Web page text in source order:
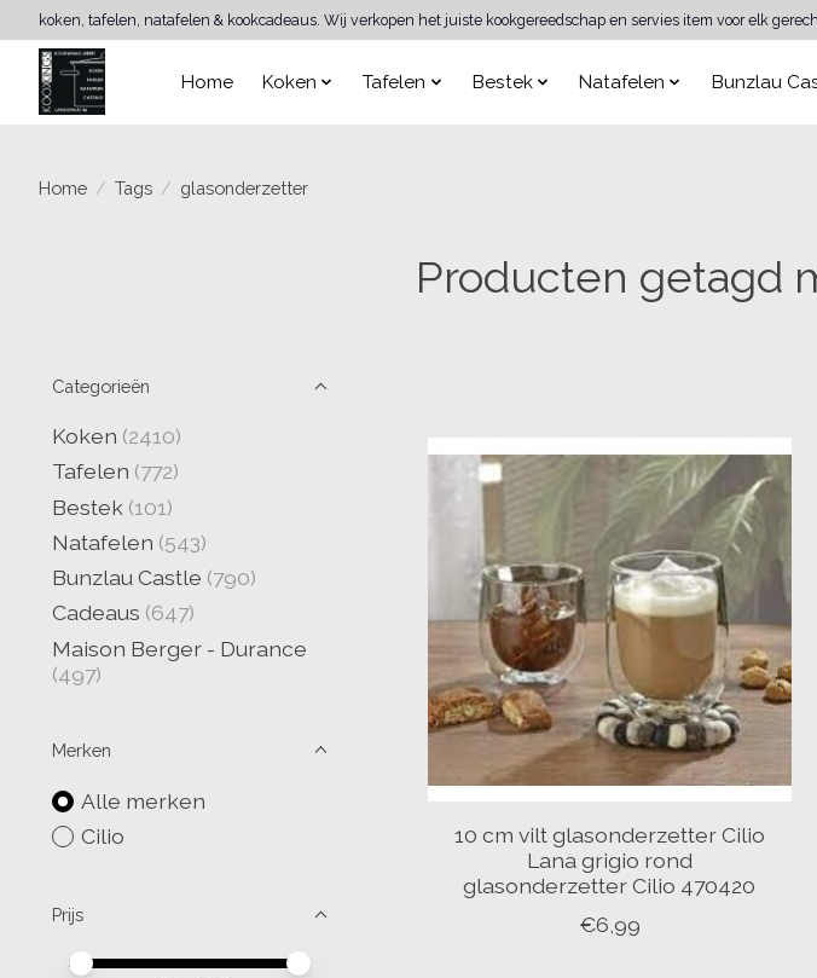
koken, tafelen, natafelen & kookcadeaus. Wij verkopen het juiste kookgereedschap en servies item voor elk
Home Koken Tafelen Bestek Natafelen Bunzlau
Home / Tags / glasonderzetter
Producten getagd
Categorieën
Koken (2410)
Tafelen (772)
Bestek (101)
Natafelen (543)
Bunzlau Castle (790)
Cadeaus (647)
Maison Berger - Durance
(497)
Merken
Alle merken
Cilio
Prijs
Minimale prijswaarde
Price maximum value
10 cm vilt glasonderzetter Cilio
Lana grigio rond
glasonderzetter Cilio 470420
€6,99